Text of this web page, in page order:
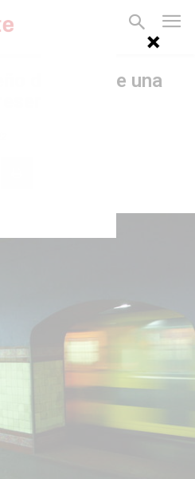
desistió de una
otra